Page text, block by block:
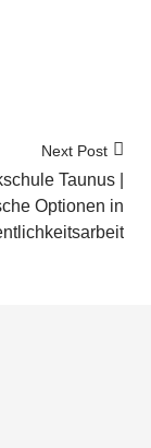
Next Post
Taunus |
Optionen in